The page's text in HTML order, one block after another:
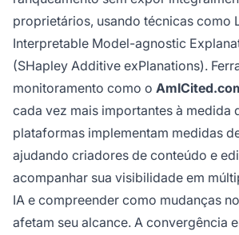
proprietários, usando técnicas como
Interpretable Model-agnostic
(SHapley Additive exPlanations).
monitoramento como o
cada vez mais importantes à medida
plataformas implementam medidas
ajudando criadores de conteúdo e
acompanhar sua visibilidade em
IA e compreender como mudanças
afetam seu alcance. A convergência